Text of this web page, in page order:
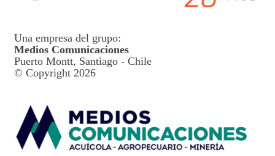
Una empresa del grupo:
Medios Comunicaciones
Puerto Montt, Santiago - Chile
© Copyright 2026